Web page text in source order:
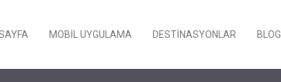
MOBIL UYGULAMA DESTINASYONLAR BLOG